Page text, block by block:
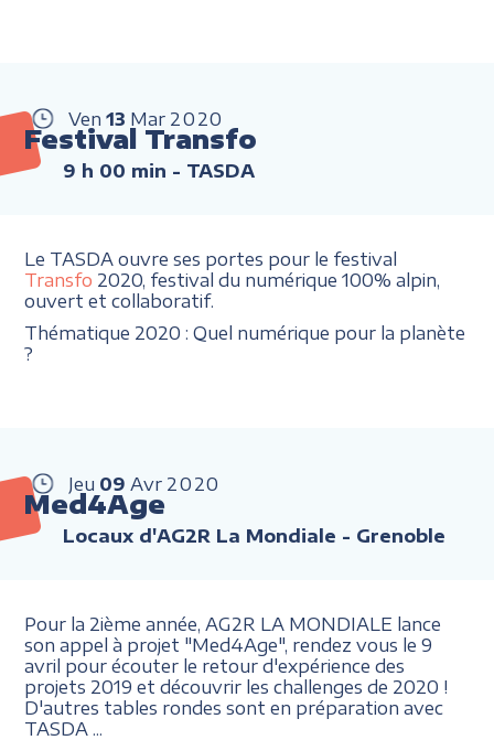
Ven 13 Mar 2020
Festival Transfo
9 h 00 min - TASDA
Le TASDA ouvre ses portes pour le festival
Transfo 2020, festival du numérique 100% alpin,
ouvert et collaboratif.
Thématique 2020 : Quel numérique pour la planète
?
Jeu 09 Avr 2020
Med4Age
Locaux d'AG2R La Mondiale - Grenoble
Pour la 2ième année, AG2R LA MONDIALE lance
son appel à projet "Med4Age", rendez vous le 9
avril pour écouter le retour d'expérience des
projets 2019 et découvrir les challenges de 2020 !
D'autres tables rondes sont en préparation avec
TASDA ...